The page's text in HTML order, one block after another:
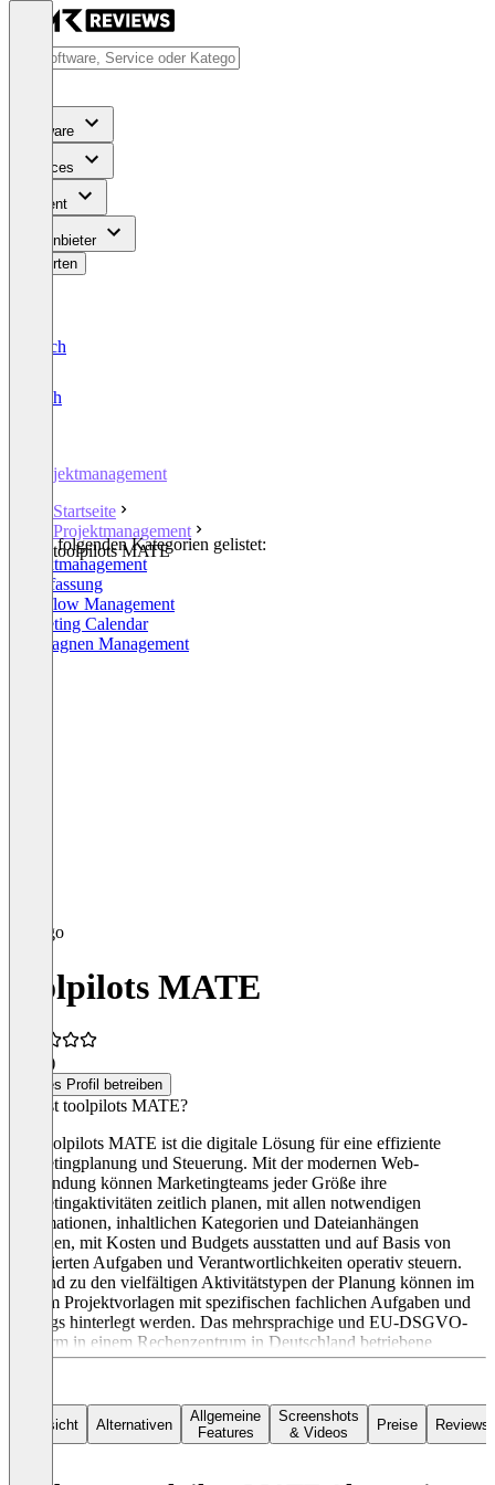
Software
Services
Content
Für Anbieter
Bewerten
Deutsch
English
Projektmanagement
Startseite
Projektmanagement
toolpilots MATE
In den folgenden Kategorien gelistet:
Projektmanagement
Zeiterfassung
Workflow Management
Marketing Calendar
Kampagnen Management
toolpilots MATE
(4)
Dieses Profil betreiben
Was ist toolpilots MATE?
Der toolpilots MATE ist die digitale Lösung für eine effiziente
Marketing­planung und Steuerung. Mit der modernen Web-
Anwendung können Marketingteams jeder Größe ihre
Marketingaktivitäten zeitlich planen, mit allen notwendigen
Informationen, inhaltlichen Kategorien und Dateianhängen
versehen, mit Kosten und Budgets ausstatten und auf Basis von
detaillierten Aufgaben und Verantwortlichkeiten operativ steuern.
Passend zu den vielfältigen Aktivitätstypen der Planung können im
System Projektvorlagen mit spezifischen fachlichen Aufgaben und
Timings hinterlegt werden. Das mehrsprachige und EU-DSGVO-
konform in einem Rechenzentrum in Deutschland betriebene
System lässt sich vielfältig kundenspezifisch individualisieren.
Aufgaben und Stammdatenelementen lassen sich hinsichtlich
Layout, genutzter Datenfelder und angezeigter Oberflächentexte
konfigurativ anpassen. Dies stellt gemeinsam mit dem
Übersicht Alternativen
Allgemeine
Features
Screenshots
& Videos
Preise Reviews